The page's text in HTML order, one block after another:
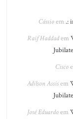
Cássioem .:
Raif Haddadem
Cisco
Adilson Assisem
José Eduardoem